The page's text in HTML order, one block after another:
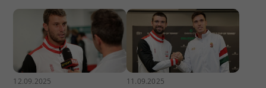
12.09.2025 11.09.2025